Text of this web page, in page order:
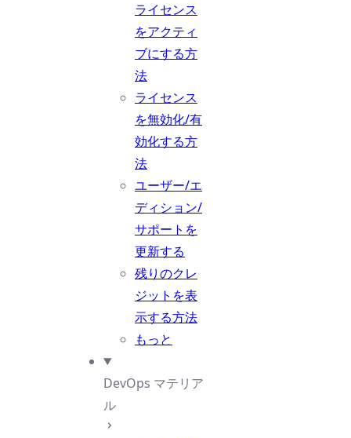
ライセンス
をアクティ
ブにする方
法
ライセンス
を無効化/有
効化する方
法
ユーザー/エ
ディション/
サポートを
更新する
残りのクレ
ジットを表
示する方法
もっと
DevOps マテリア
ル